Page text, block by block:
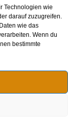
Technologien wie
darauf zuzugreifen.
wie das
Wenn du
bestimmte
Alle Rechte